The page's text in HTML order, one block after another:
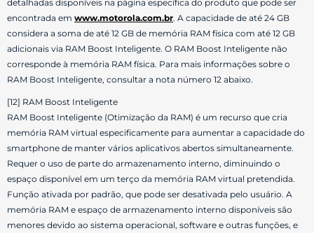
detalhadas disponíveis na página específica do produto que pode ser
encontrada em www.motorola.com.br. A capacidade de até 24 GB
considera a soma de até 12 GB de memória RAM física com até 12 GB
adicionais via RAM Boost Inteligente. O RAM Boost Inteligente não
corresponde à memória RAM física. Para mais informações sobre o
RAM Boost Inteligente, consultar a nota número 12 abaixo.
[12] RAM Boost Inteligente
RAM Boost Inteligente (Otimização da RAM) é um recurso que cria
memória RAM virtual especificamente para aumentar a capacidade do
smartphone de manter vários aplicativos abertos simultaneamente.
Requer o uso de parte do armazenamento interno, diminuindo o
espaço disponível em um terço da memória RAM virtual pretendida.
Função ativada por padrão, que pode ser desativada pelo usuário. A
memória RAM e espaço de armazenamento interno disponíveis são
menores devido ao sistema operacional, software e outras funções, e